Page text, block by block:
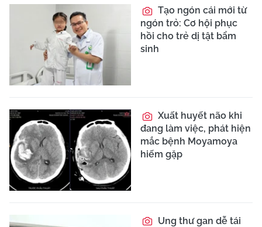
Tạo ngón cái mới từ
ngón trỏ: Cơ hội phục
hồi cho trẻ dị tật bẩm
sinh
Xuất huyết não khi
đang làm việc, phát hiện
mắc bệnh Moyamoya
hiếm gặp
Ung thư gan dễ tái